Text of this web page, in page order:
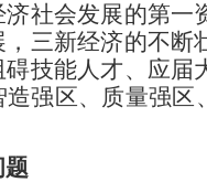
济社会发展的第
三新经济的不
技能人才、应
强区、质量强区
题